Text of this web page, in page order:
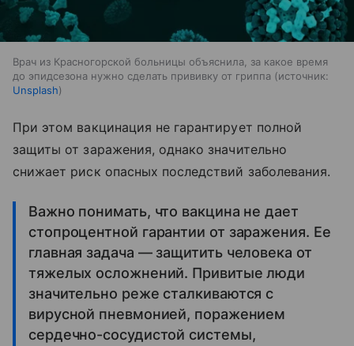
Врач из Красногорской больницы объяснила, за какое время
до эпидсезона нужно сделать прививку от гриппа
источник:
Unsplash
При этом вакцинация не гарантирует полной
защиты от заражения, однако значительно
снижает риск опасных последствий заболевания.
Важно понимать, что вакцина не дает
стопроцентной гарантии от заражения. Ее
главная задача — защитить человека от
тяжелых осложнений. Привитые люди
значительно реже сталкиваются с
вирусной пневмонией, поражением
сердечно-сосудистой системы,